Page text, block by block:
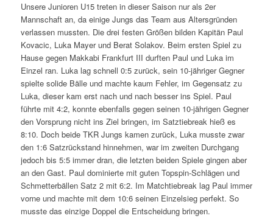
Unsere Junioren U15 treten in dieser Saison nur als 2er
Mannschaft an, da einige Jungs das Team aus Altersgründen
verlassen mussten. Die drei festen Größen bilden Kapitän Paul
Kovacic, Luka Mayer und Berat Solakov. Beim ersten Spiel zu
Hause gegen Makkabi Frankfurt III durften Paul und Luka im
Einzel ran. Luka lag schnell 0:5 zurück, sein 10-jähriger Gegner
spielte solide Bälle und machte kaum Fehler, im Gegensatz zu
Luka, dieser kam erst nach und nach besser ins Spiel. Paul
führte mit 4:2, konnte ebenfalls gegen seinen 10-jährigen Gegner
den Vorsprung nicht ins Ziel bringen, im Satztiebreak hieß es
8:10. Doch beide TKR Jungs kamen zurück, Luka musste zwar
den 1:6 Satzrückstand hinnehmen, war im zweiten Durchgang
jedoch bis 5:5 immer dran, die letzten beiden Spiele gingen aber
an den Gast. Paul dominierte mit guten Topspin-Schlägen und
Schmetterbällen Satz 2 mit 6:2. Im Matchtiebreak lag Paul immer
vorne und machte mit dem 10:6 seinen Einzelsieg perfekt. So
musste das einzige Doppel die Entscheidung bringen.